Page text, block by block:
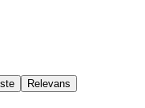
Relevans